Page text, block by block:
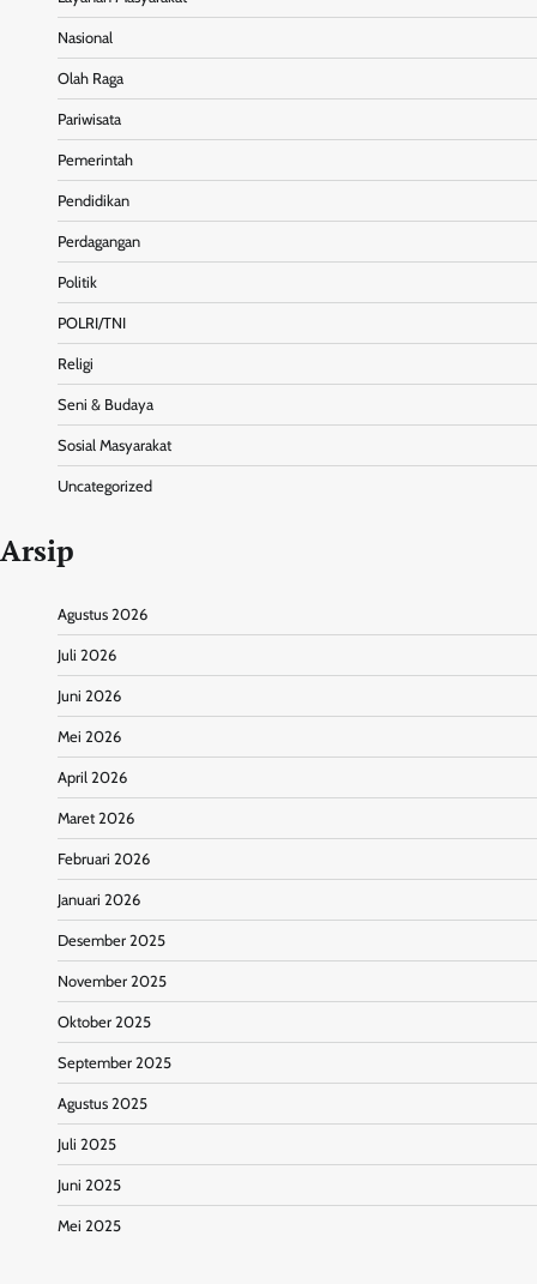
Nasional
Olah Raga
Pariwisata
Pemerintah
Pendidikan
Perdagangan
Politik
POLRI/TNI
Religi
Seni & Budaya
Sosial Masyarakat
Uncategorized
Arsip
Agustus 2026
Juli 2026
Juni 2026
Mei 2026
April 2026
Maret 2026
Februari 2026
Januari 2026
Desember 2025
November 2025
Oktober 2025
September 2025
Agustus 2025
Juli 2025
Juni 2025
Mei 2025